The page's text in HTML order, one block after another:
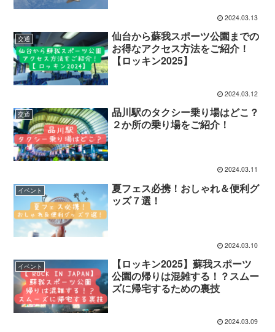
2024.03.13
交通
仙台から蘇我スポーツ公園までの
お得なアクセス方法をご紹介！
【ロッキン2025】
2024.03.12
交通
品川駅のタクシー乗り場はどこ？
２か所の乗り場をご紹介！
2024.03.11
イベント
夏フェス必携！おしゃれ＆便利グ
ッズ７選！
2024.03.10
イベント
【ロッキン2025】蘇我スポーツ
公園の帰りは混雑する！？スムー
ズに帰宅するための裏技
2024.03.09